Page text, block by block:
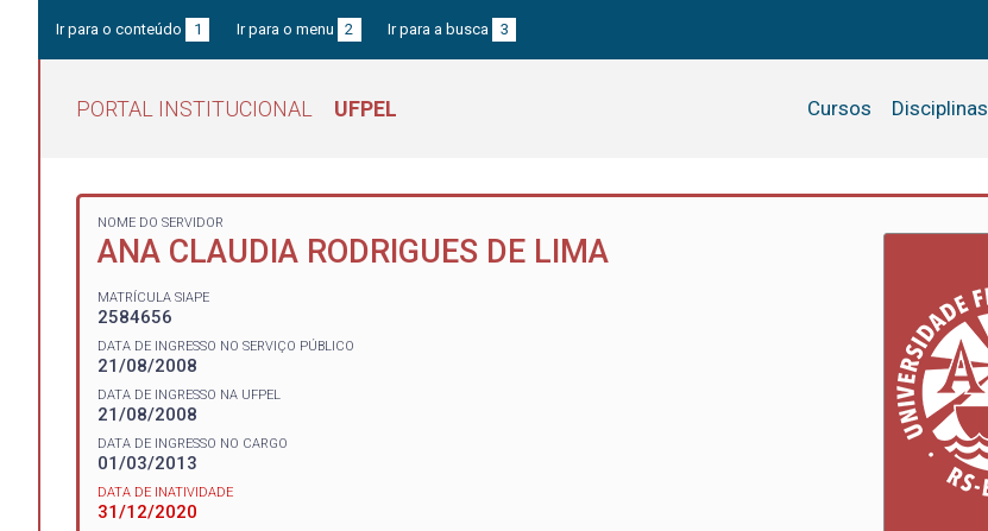
Ir para o conteúdo 1 Ir para o menu 2 Ir para a busca 3
PORTAL INSTITUCIONAL UFPEL Cursos Disciplinas
NOME DO SERVIDOR
ANA CLAUDIA RODRIGUES DE LIMA
MATRÍCULA SIAPE
2584656
DATA DE INGRESSO NO SERVIÇO PÚBLICO
21/08/2008
DATA DE INGRESSO NA UFPEL
21/08/2008
DATA DE INGRESSO NO CARGO
01/03/2013
DATA DE INATIVIDADE
31/12/2020